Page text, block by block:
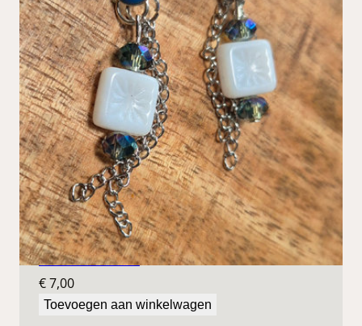
Blauwe oorbellen
€7,00
Toevoegen aan winkelwagen